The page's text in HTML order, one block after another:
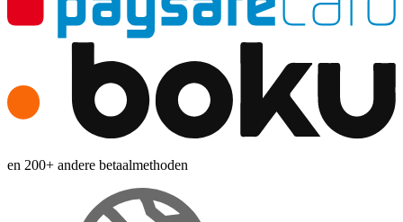
en 200+ andere betaalmethoden